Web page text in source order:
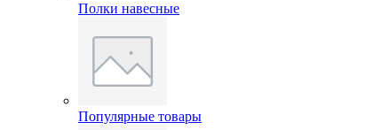
Полки навесные
Популярные товары